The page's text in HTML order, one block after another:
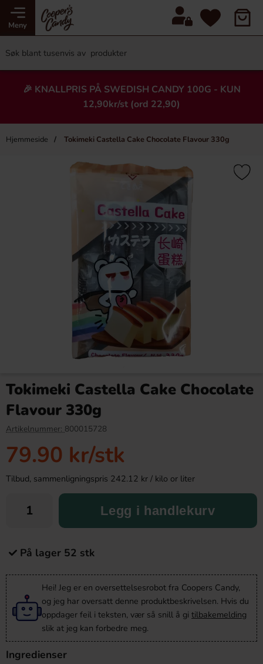
Meny
🎉 KNALLPRIS PÅ SWEDISH CANDY 100G - KUN
12,90kr/st (ord 22,90)
Hjemmeside Tokimeki Castella Cake Chocolate Flavour 330g
Heading
×
K-BBQ Flavour 187g
Köp
Ny!
Tteokbokki Chilli Flavour
187g
Tokimeki Castella Cake Chocolate
Flavour 330g
Artikelnummer: 800015728
79.90 kr/stk
Tilbud, sammenligningspris 242.12 kr / kilo or liter
Legg i handlekurv
På lager 52 stk
Hei! Jeg er en oversettelsesrobot fra Coopers Candy,
og jeg har oversatt denne produktbeskrivelsen. Hvis du
oppdager feil i teksten, vær så snill å gi tilbakemelding
slik at jeg kan forbedre meg.
Ingredienser